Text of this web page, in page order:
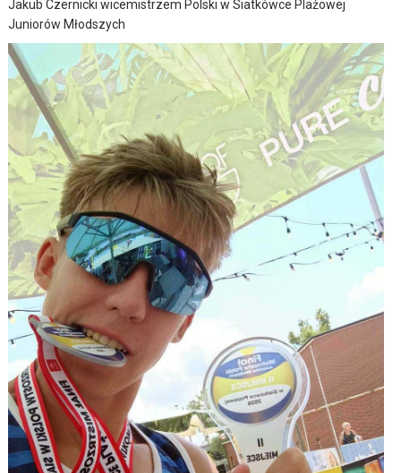
Jakub Czernicki wicemistrzem Polski w Siatkówce Plażowej
Juniorów Młodszych